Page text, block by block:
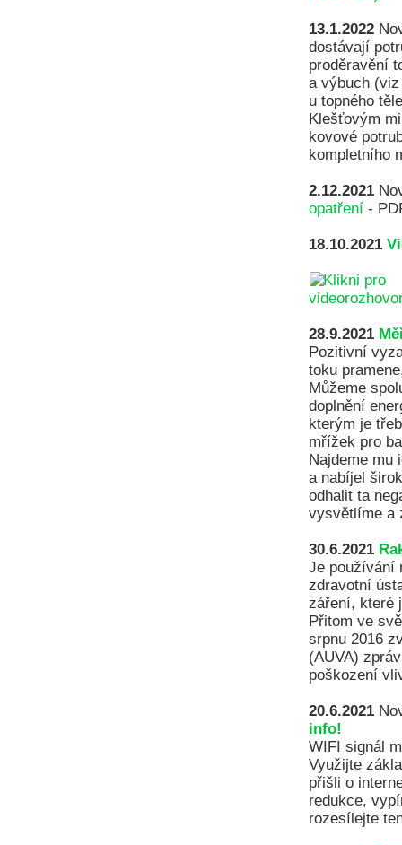
13.1.2022
dostávají
proděravění
a výbuch
u topného
Klešťovým
kovové
kompletního
2.12.2021
opatření -
18.10.2021
28.9.2021
Pozitivní
toku
Můžeme
doplnění
kterým je
mřížek pro
Najdeme mu
a nabíjel
odhalit ta
vysvětlíme a
30.6.2021
Je používání
zdravotní
záření, které
Přitom ve
srpnu 2016
(AUVA)
poškození
20.6.2021
info!
WIFI signál
Využijte
přišli o
redukce,
rozesílejte